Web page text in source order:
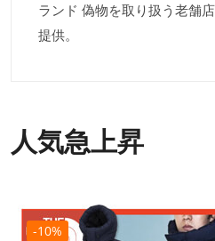
ランド 偽物を取り扱う老舗
提供。
人気急上昇
-10%